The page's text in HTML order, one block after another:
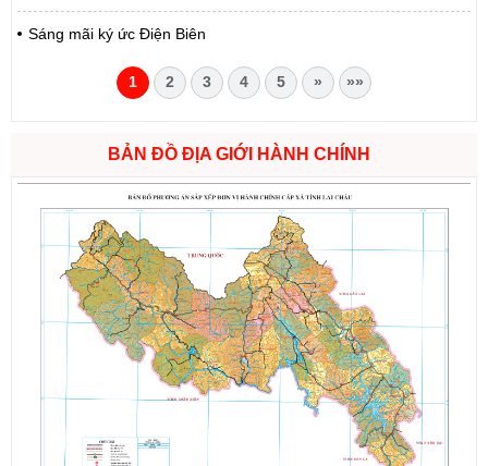
Sáng mãi ký ức Điện Biên
1 2 3 4 5 » »»
BẢN ĐỒ ĐỊA GIỚI HÀNH CHÍNH